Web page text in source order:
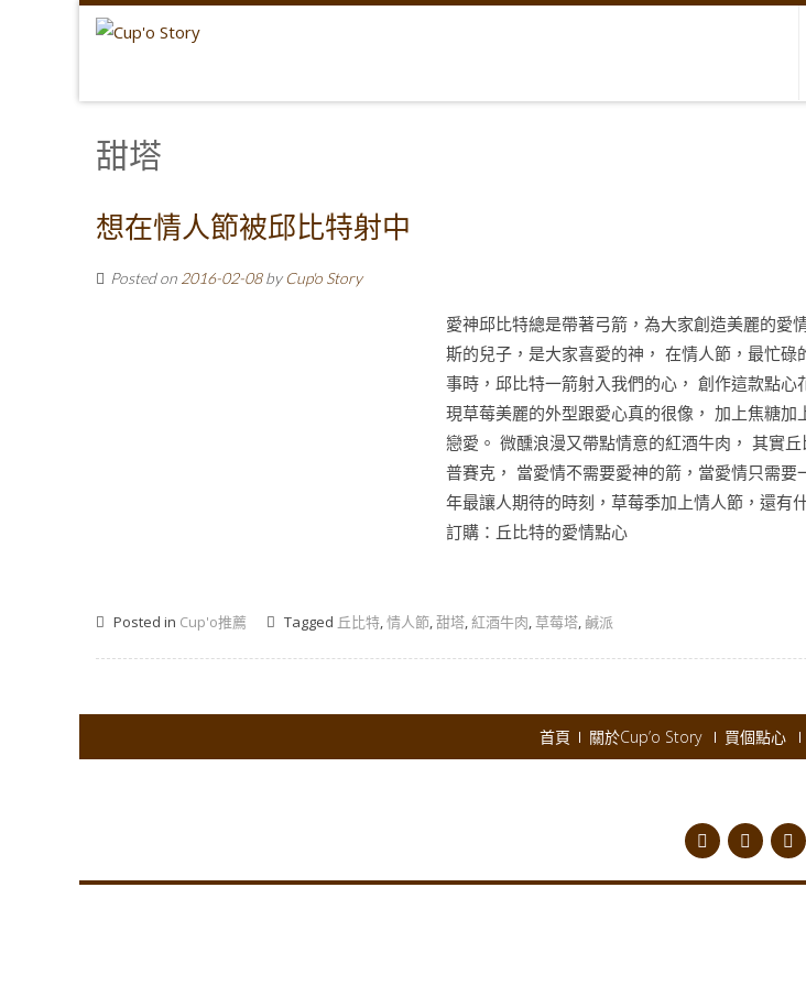
甜塔
想在情人節被邱比特射中
Posted on 2016-02-08by Cup'o Story
愛神邱比特總是帶著弓箭，為大家創造美麗的愛
斯的兒子，是大家喜愛的神， 在情人節，最忙碌
事時，邱比特一箭射入我們的心， 創作這款點心
現草莓美麗的外型跟愛心真的很像， 加上焦糖加
戀愛。 微醺浪漫又帶點情意的紅酒牛肉， 其實
普賽克， 當愛情不需要愛神的箭，當愛情只需
年最讓人期待的時刻，草莓季加上情人節，還有
訂購：丘比特的愛情點心
Posted in Cup'o推薦 Tagged 丘比特,情人節,甜塔,紅酒牛肉,草莓塔, 鹹派
首頁 關於Cup’o Story 買個點心